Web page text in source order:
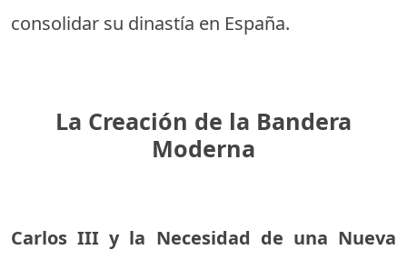
consolidar su dinastía en España.
La Creación de la Bandera
Moderna
Carlos III y la Necesidad de una Nueva